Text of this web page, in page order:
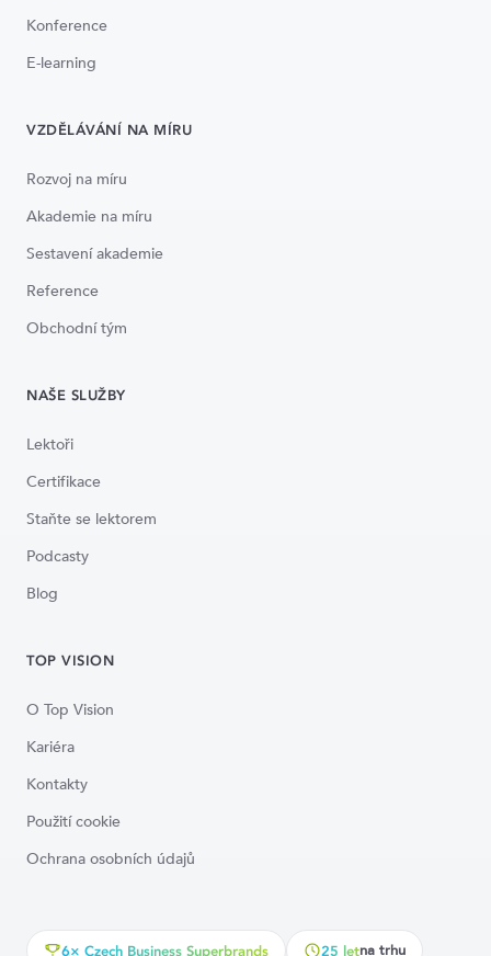
Konference
E-learning
VZDĚLÁVÁNÍ NA MÍRU
Rozvoj na míru
Akademie na míru
Sestavení akademie
Reference
Obchodní tým
NAŠE SLUŽBY
Lektoři
Certifikace
Staňte se lektorem
Podcasty
Blog
TOP VISION
O Top Vision
Kariéra
Kontakty
Použití cookie
Ochrana osobních údajů
6× Czech Business Superbrands 25 letna trhu